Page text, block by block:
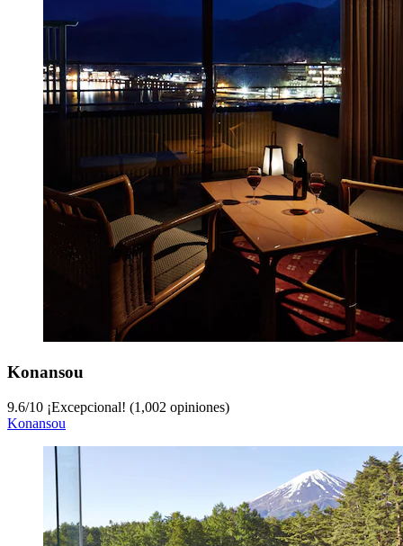
Konansou
9.6/10 ¡Excepcional! (1,002 opiniones)
Konansou